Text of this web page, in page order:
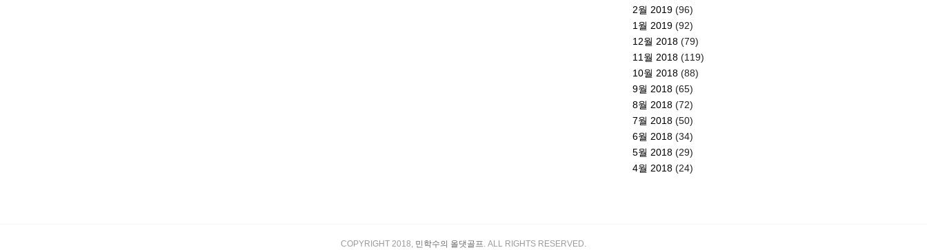
2월 2019 (96)
1월 2019 (92)
12월 2018 (79)
11월 2018 (119)
10월 2018 (88)
9월 2018 (65)
8월 2018 (72)
7월 2018 (50)
6월 2018 (34)
5월 2018 (29)
4월 2018 (24)
COPYRIGHT 2018, 민학수의 올댓골프. ALL RIGHTS RESERVED.